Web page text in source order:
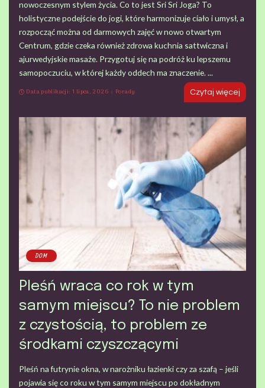
nowoczesnym stylem życia. Co to jest Sri Sri Joga? To
holistyczne podejście do jogi, które harmonizuje ciało i umysł, a
rozpocząć można od darmowych zajęć w nowo otwartym
Centrum, gdzie czeka również zdrowa kuchnia sattwiczna i
ajurwedyjskie masaże. Przygotuj się na podróż ku lepszemu
samopoczuciu, w której każdy oddech ma znaczenie....
Data publikacji: 1 lipca, 2026
Porady Czytaj więcej
DOM
Pleśń wraca co rok w tym
samym miejscu? To nie problem
z czystością, to problem ze
środkami czyszczącymi
Pleśń na futrynie okna, w narożniku łazienki czy za szafą – jeśli
pojawia się co roku w tym samym miejscu po dokładnym